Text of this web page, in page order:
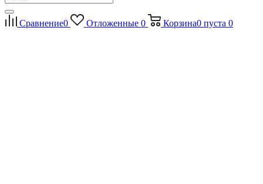
Сравнение0 Отложенные 0 Корзина0 пуста 0